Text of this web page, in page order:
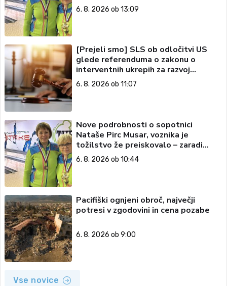
6. 8. 2026 ob 13:09
[Prejeli smo] SLS ob odločitvi US
glede referenduma o zakonu o
interventnih ukrepih za razvoj
Slovenije
6. 8. 2026 ob 11:07
Nove podrobnosti o sopotnici
Nataše Pirc Musar, voznika je
tožilstvo že preiskovalo – zaradi
trgovine z drogami
6. 8. 2026 ob 10:44
Pacifiški ognjeni obroč, največji
potresi v zgodovini in cena pozabe
6. 8. 2026 ob 9:00
Vse novice